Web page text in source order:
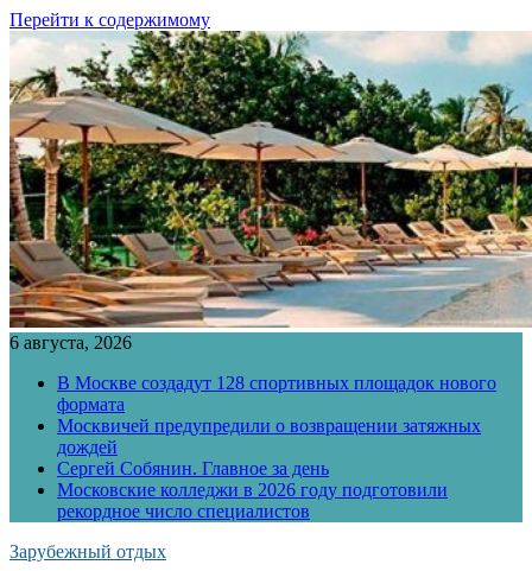
Перейти к содержимому
6 августа, 2026
В Москве создадут 128 спортивных площадок нового
формата
Москвичей предупредили о возвращении затяжных
дождей
Сергей Собянин. Главное за день
Московские колледжи в 2026 году подготовили
рекордное число специалистов
Зарубежный отдых